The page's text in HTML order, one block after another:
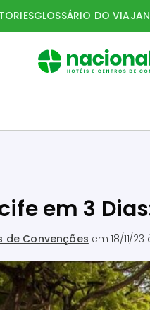
GLOSSÁRIO DO
em 3
de Convenções em18/11/